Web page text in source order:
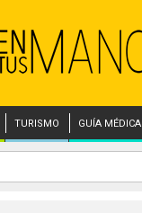
TURISMO GUÍA MÉDICA